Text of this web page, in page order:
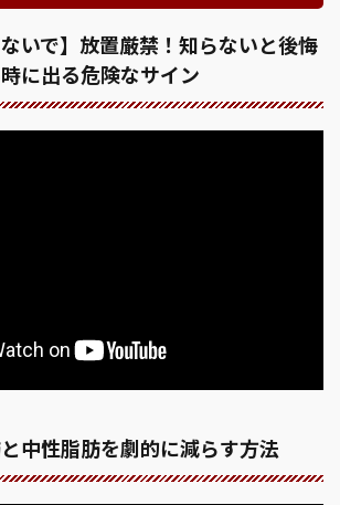
ないで】放置厳禁！知らないと後悔
に出る危険なサイン
と中性脂肪を劇的に減らす方法